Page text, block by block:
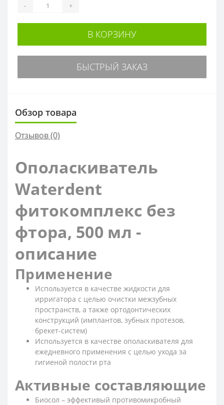
- +
В КОРЗИНУ
БЫСТРЫЙ ЗАКАЗ
Обзор товара
Отзывов (0)
Ополаскиватель
Waterdent
фитокомплекс без
фтора, 500 мл -
описание
Применение
Используется в качестве жидкости для
ирригатора с целью очистки межзубных
пространств, а также ортодонтических
конструкций (имплантов, зубных протезов,
брекет-систем)
Используется в качестве ополаскивателя для
ежедневного применения с целью ухода за
гигиеной полости рта
Активные составляющие
Биосол – эффективый противомикробный